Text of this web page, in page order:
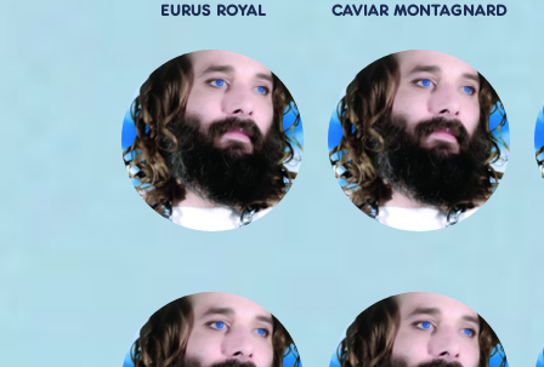
EURUS ROYAL CAVIAR MONTAGNARD